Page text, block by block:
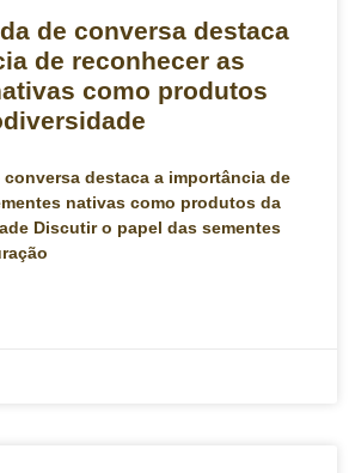
de conversa destaca
de reconhecer as
como produtos
conversa destaca a importância de
nativas como produtos da
Discutir o papel das sementes